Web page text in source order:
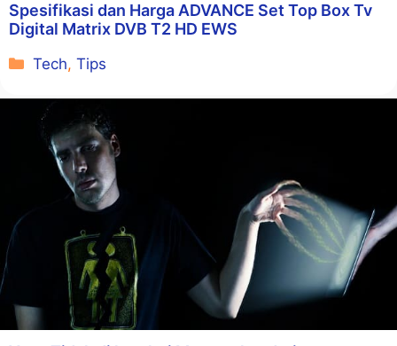
Spesifikasi dan Harga ADVANCE Set Top Box Tv
Digital Matrix DVB T2 HD EWS
Kategori
Tech,Tips